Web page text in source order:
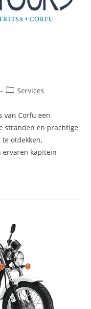
Berichtcategorie:
Services
van Corfu een
stranden en prachtige
otdekken,
ervaren kapitein